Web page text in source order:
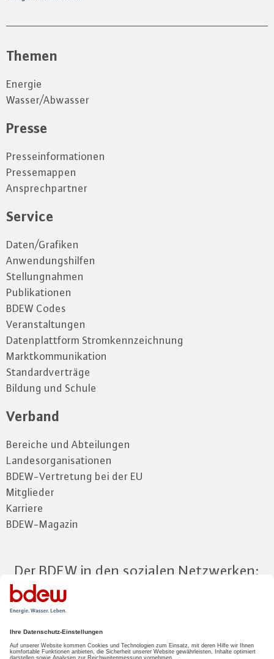
Themen
Energie
Wasser/Abwasser
Presse
Presseinformationen
Pressemappen
Ansprechpartner
Service
Daten/Grafiken
Anwendungshilfen
Stellungnahmen
Publikationen
BDEW Codes
Veranstaltungen
Datenplattform Stromkennzeichnung
Marktkommunikation
Standardverträge
Bildung und Schule
Verband
Bereiche und Abteilungen
Landesorganisationen
BDEW-Vertretung bei der EU
Mitglieder
Karriere
BDEW-Magazin
Der BDEW in den sozialen Netzwerken:
Zum Mitgliederbereich